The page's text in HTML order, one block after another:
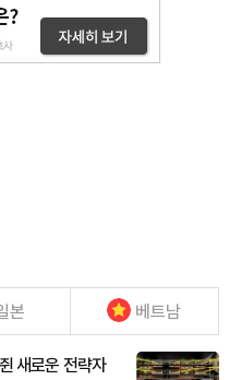
본 베트남
새로운 전략자